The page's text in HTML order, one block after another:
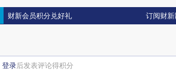
财新会员积分兑好礼 订阅财
登录后发表评论得积分